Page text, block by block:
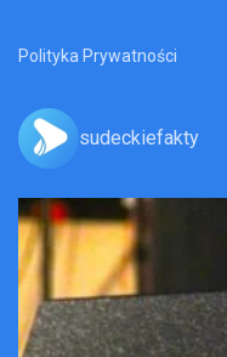
Polityka Prywatności
sudeckiefakty